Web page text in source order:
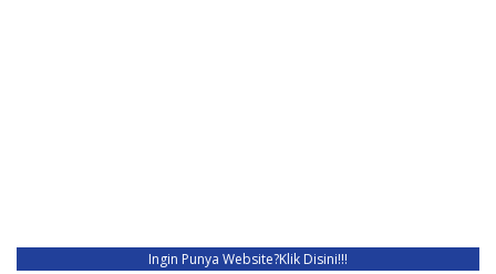
Ingin Punya Website?Klik Disini!!!